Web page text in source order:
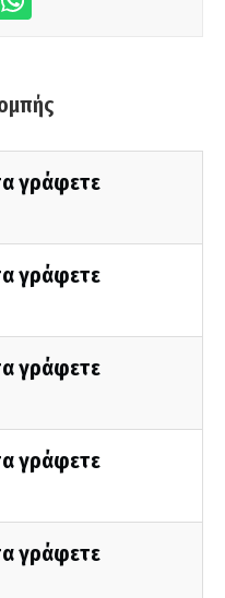
γράφετε
γράφετε
γράφετε
γράφετε
γράφετε